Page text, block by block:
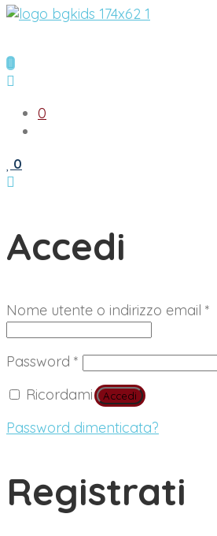
0
0
Accedi
Nome utente o indirizzo email *
Password * Richiesto
Ricordami
Accedi
Password dimenticata?
Registrati